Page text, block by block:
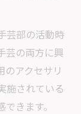
芸部の活動時
芸の両方に興
のアクセサリ
施されている
きます。